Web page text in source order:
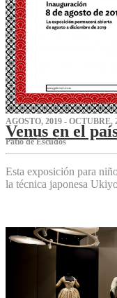
AGOSTO, 2019 - OCTUBRE,
Venus en el
P‌atio de Escudos
Esta exposición para
la técnica japonesa